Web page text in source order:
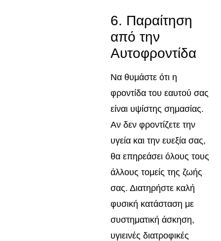
6. Παραίτηση
από την
Αυτοφροντίδα
Να θυμάστε ότι η
φροντίδα του εαυτού σας
είναι υψίστης σημασίας.
Αν δεν φροντίζετε την
υγεία και την ευεξία σας,
θα επηρεάσει όλους τους
άλλους τομείς της ζωής
σας. Διατηρήστε καλή
φυσική κατάσταση με
συστηματική άσκηση,
υγιεινές διατροφικές